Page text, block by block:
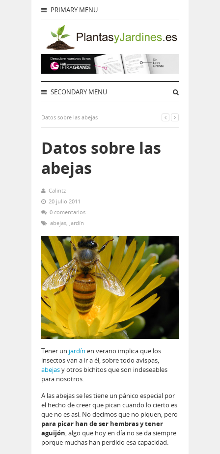
PRIMARY MENU
SECONDARY MENU
Datos sobre las abejas
Datos sobre las
abejas
Calintz
20 julio 2011
0 comentarios
abejas, Jardín
Tener un jardín en verano implica que los
insectos van a ir a él, sobre todo avispas,
abejasy otros bichitos que son indeseables
para nosotros.
A las abejas se les tiene un pánico especial por
el hecho de creer que pican cuando lo cierto es
que no es así. No decimos que no piquen, pero
para picar han de ser hembras y tener
aguijón, algo que hoy en día no se da siempre
porque muchas han perdido esa capacidad.